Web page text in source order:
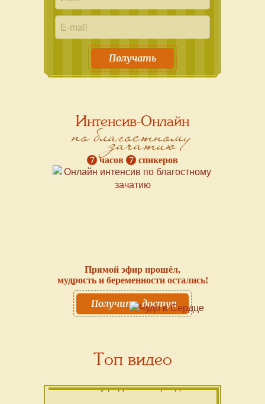
Получать
Интенсив-Онлайн
по благостному
зачатию
7 часов 7 спикеров
Прямой эфир прошёл,
мудрость и беременности остались!
Получить доступ
Топ видео